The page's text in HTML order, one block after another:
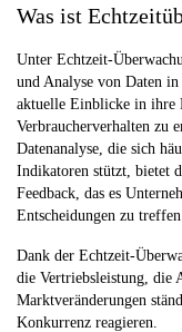
Was ist
Unter Echtzeit-
und Analyse von Daten
aktuelle Einblicke in ihre
Verbraucherverhalten zu
Datenanalyse, die sich
Indikatoren stützt, bietet
Feedback, das es
Entscheidungen zu
Dank der Echtzeit-
die Vertriebsleistung, die
Marktveränderungen
Konkurrenz reagieren.